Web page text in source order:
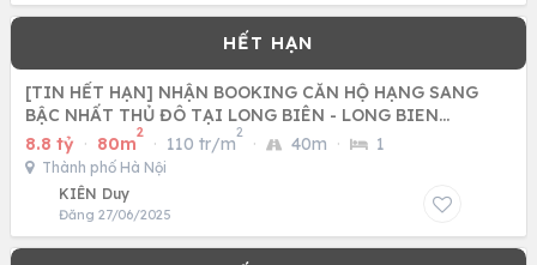
[TIN HẾT HẠN] NHẬN BOOKING CĂN HỘ HẠNG SANG
BẬC NHẤT THỦ ĐÔ TẠI LONG BIÊN - LONG BIEN
CENTRAL
8.8 tỷ · 80m
2
· 110 tr/m
2
· 40m · 1
Thành phố Hà Nội
KIÊN Duy
Đăng 27/06/2025